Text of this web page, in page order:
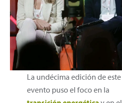
La undécima edición de este
evento puso el foco en la